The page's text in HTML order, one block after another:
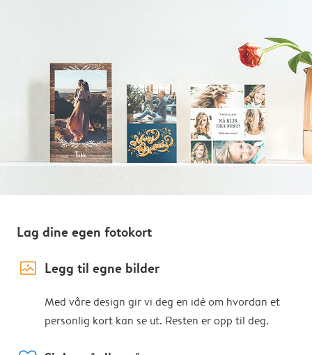
Lag dine egen fotokort
image_placeholder Legg til egne bilder
Med våre design gir vi deg en idé om hvordan et
personlig kort kan se ut. Resten er opp til deg.